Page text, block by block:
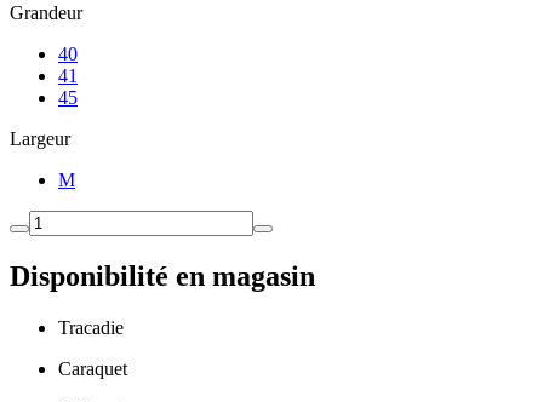
Grandeur
40
41
45
Largeur
M
Disponibilité en magasin
Tracadie
Caraquet